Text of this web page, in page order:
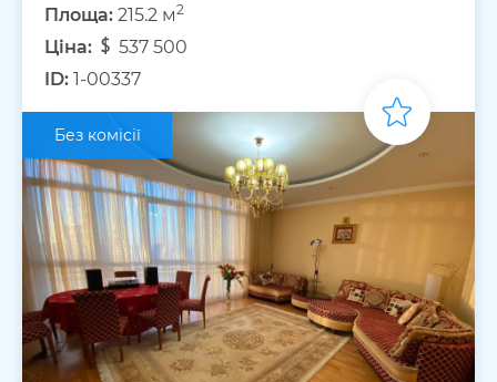
Площа: 215.2 м2
Ціна:
537 500
ID: 1-00337
Без комісії